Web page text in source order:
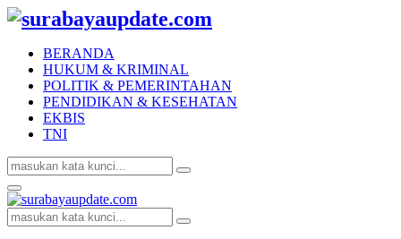
BERANDA
HUKUM & KRIMINAL
POLITIK & PEMERINTAHAN
PENDIDIKAN & KESEHATAN
EKBIS
TNI
Search
for:
Search
Facebook
Twitter
Youtube
Primary
Menu
Search
for:
Search